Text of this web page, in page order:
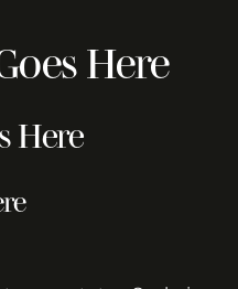
Here
Here